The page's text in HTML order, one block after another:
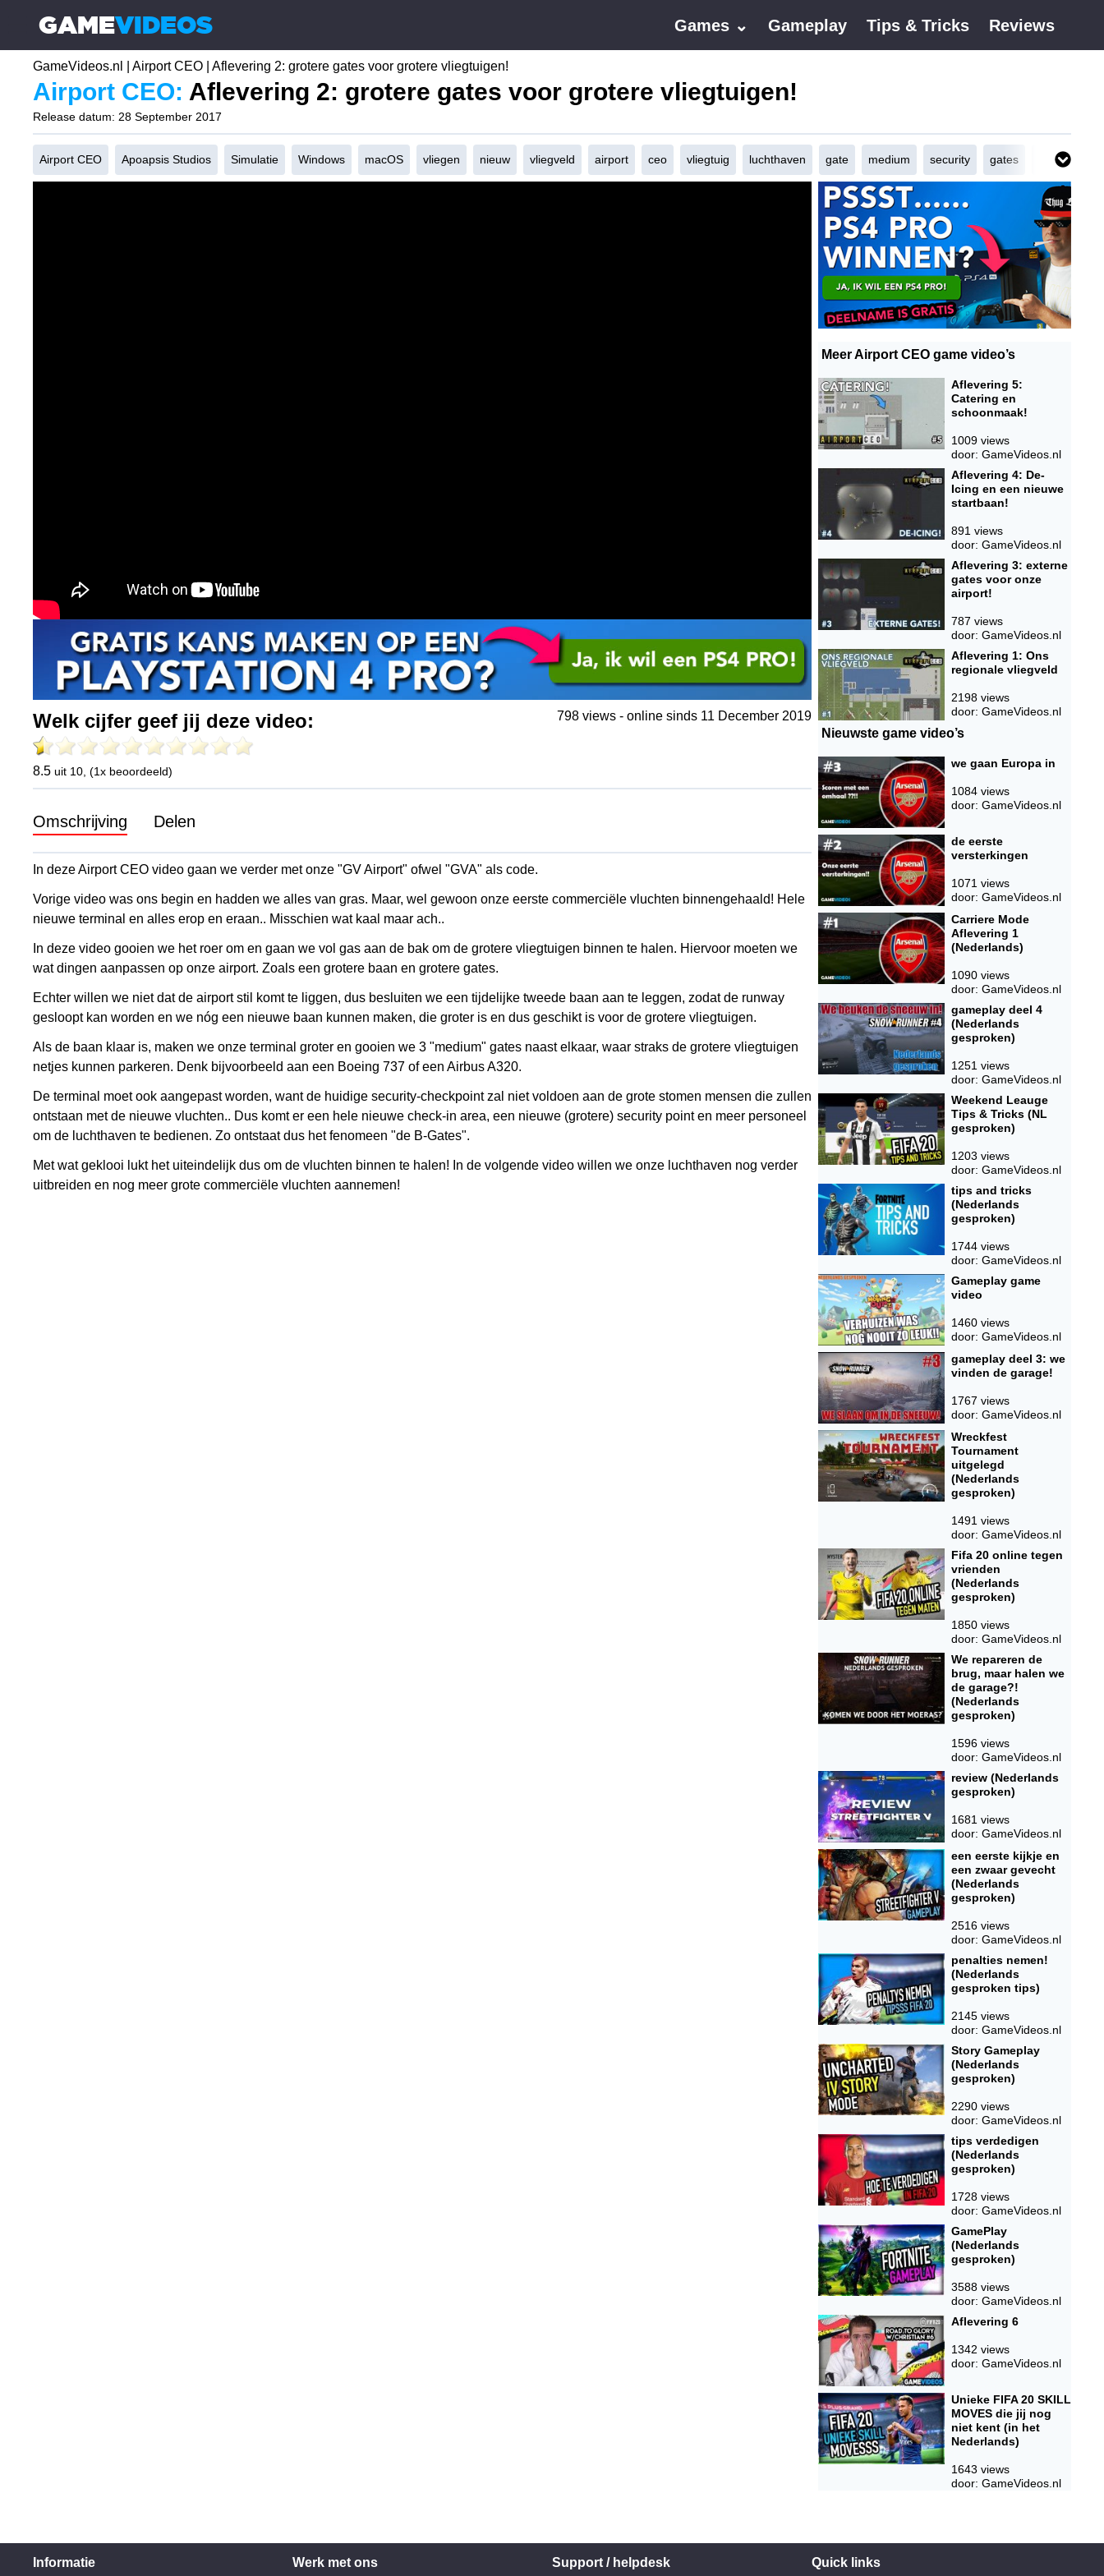
GAMEVIDEOS Games ⌄ Gameplay Tips & Tricks Reviews
GameVideos.nl Airport CEO Aflevering 2: grotere gates voor grotere vliegtuigen!
Airport CEO: Aflevering 2: grotere gates voor grotere vliegtuigen!
Release datum: 28 September 2017
Airport CEO Apoapsis Studios Simulatie Windows macOS vliegen nieuw vliegveld airport ceo vliegtuig luchthaven gate medium security gates b-gates
Welk cijfer geef jij deze video:
8.5 uit 10, (1x beoordeeld)
798 views - online sinds 11 December 2019
Omschrijving Delen
In deze Airport CEO video gaan we verder met onze "GV Airport" ofwel "GVA" als code.
Vorige video was ons begin en hadden we alles van gras. Maar, wel gewoon onze eerste commerciële vluchten binnengehaald! Hele
nieuwe terminal en alles erop en eraan.. Misschien wat kaal maar ach..
In deze video gooien we het roer om en gaan we vol gas aan de bak om de grotere vliegtuigen binnen te halen. Hiervoor moeten we
wat dingen aanpassen op onze airport. Zoals een grotere baan en grotere gates.
Echter willen we niet dat de airport stil komt te liggen, dus besluiten we een tijdelijke tweede baan aan te leggen, zodat de runway
gesloopt kan worden en we nóg een nieuwe baan kunnen maken, die groter is en dus geschikt is voor de grotere vliegtuigen.
Als de baan klaar is, maken we onze terminal groter en gooien we 3 "medium" gates naast elkaar, waar straks de grotere vliegtuigen
netjes kunnen parkeren. Denk bijvoorbeeld aan een Boeing 737 of een Airbus A320.
De terminal moet ook aangepast worden, want de huidige security-checkpoint zal niet voldoen aan de grote stomen mensen die zullen
ontstaan met de nieuwe vluchten.. Dus komt er een hele nieuwe check-in area, een nieuwe (grotere) security point en meer personeel
om de luchthaven te bedienen. Zo ontstaat dus het fenomeen "de B-Gates".
Met wat geklooi lukt het uiteindelijk dus om de vluchten binnen te halen! In de volgende video willen we onze luchthaven nog verder
uitbreiden en nog meer grote commerciële vluchten aannemen!
Meer Airport CEO game video’s
Aflevering 5:
Catering en
schoonmaak!
1009 views
door: GameVideos.nl
Aflevering 4: De-
Icing en een nieuwe
startbaan!
891 views
door: GameVideos.nl
Aflevering 3: externe
gates voor onze
airport!
787 views
door: GameVideos.nl
Aflevering 1: Ons
regionale vliegveld
2198 views
door: GameVideos.nl
Nieuwste game video’s
we gaan Europa in
1084 views
door: GameVideos.nl
de eerste
versterkingen
1071 views
door: GameVideos.nl
Carriere Mode
Aflevering 1
(Nederlands)
1090 views
door: GameVideos.nl
gameplay deel 4
(Nederlands
gesproken)
1251 views
door: GameVideos.nl
Weekend Leauge
Tips & Tricks (NL
gesproken)
1203 views
door: GameVideos.nl
tips and tricks
(Nederlands
gesproken)
1744 views
door: GameVideos.nl
Gameplay game
video
1460 views
door: GameVideos.nl
gameplay deel 3: we
vinden de garage!
1767 views
door: GameVideos.nl
Wreckfest
Tournament
uitgelegd
(Nederlands
gesproken)
1491 views
door: GameVideos.nl
Fifa 20 online tegen
vrienden
(Nederlands
gesproken)
1850 views
door: GameVideos.nl
We repareren de
brug, maar halen we
de garage?!
(Nederlands
gesproken)
1596 views
door: GameVideos.nl
review (Nederlands
gesproken)
1681 views
door: GameVideos.nl
een eerste kijkje en
een zwaar gevecht
(Nederlands
gesproken)
2516 views
door: GameVideos.nl
penalties nemen!
(Nederlands
gesproken tips)
2145 views
door: GameVideos.nl
Story Gameplay
(Nederlands
gesproken)
2290 views
door: GameVideos.nl
tips verdedigen
(Nederlands
gesproken)
1728 views
door: GameVideos.nl
GamePlay
(Nederlands
gesproken)
3588 views
door: GameVideos.nl
Aflevering 6
1342 views
door: GameVideos.nl
Unieke FIFA 20 SKILL
MOVES die jij nog
niet kent (in het
Nederlands)
1643 views
door: GameVideos.nl
Informatie
Werk met ons
Support / helpdesk
Quick links